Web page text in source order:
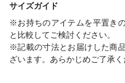
サイズガイド
※お持ちのアイテムを平置き
と比較してご検討ください。
※記載の寸法とお届けした商
ざいます。あらかじめご了承く